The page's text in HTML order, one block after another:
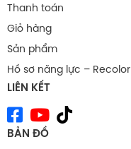
Thanh toán
Giỏ hàng
Sản phẩm
Hồ sơ năng lực – Recolor
LIÊN KẾT
BẢN ĐỒ